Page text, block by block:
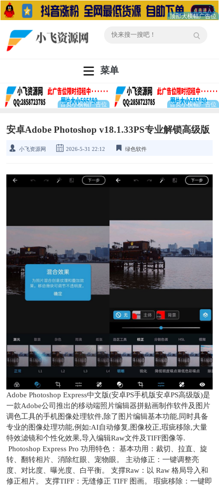
菜单
安卓Adobe Photoshop v18.1.33PS专业解锁高级版
小飞资源网 2026-5-31 22:12 绿色软件
Adobe Photoshop Express中文版(安卓PS手机版安卓PS高级版)是
一款Adobe公司推出的移动端照片编辑器拼贴画制作软件及图片
调色工具的手机图像处理软件,除了图片编辑基本功能,同时具备
专业的图像处理功能,例如:AI自动修复,图像校正,瑕疵移除,大量
特效滤镜和个性化效果,导入编辑Raw文件及TIFF图像等.
Photoshop Express Pro 功用特色： 基本功用：裁切、拉直、旋
转、翻转相片、消除红眼、宠物眼。 主动修正：一键调整亮
度、对比度、曝光度、白平衡。 支撑Raw：以 Raw 格局导入和
修正相片。 支撑TIFF：无缝修正 TIFF 图画。 瑕疵移除：一键即